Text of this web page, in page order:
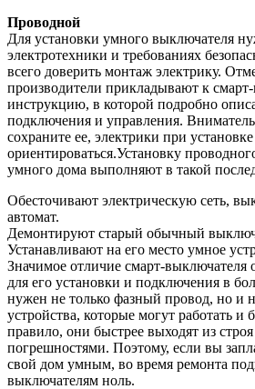
Проводной
Для установки умного выключателя
электротехники и требованиях
всего доверить монтаж электрику.
производители прикладывают к
инструкцию, в которой подробно
подключения и управления.
сохраните ее, электрики при
ориентироваться.Установку
умного дома выполняют в такой
Обесточивают электрическую сеть,
автомат.
Демонтируют старый обычный
Устанавливают на его место умное
Значимое отличие смарт-выключателя
для его установки и подключения в
нужен не только фазный провод, но и
устройства, которые могут работать и
правило, они быстрее выходят из
погрешностями. Поэтому, если вы
свой дом умным, во время ремонта
выключателям ноль.